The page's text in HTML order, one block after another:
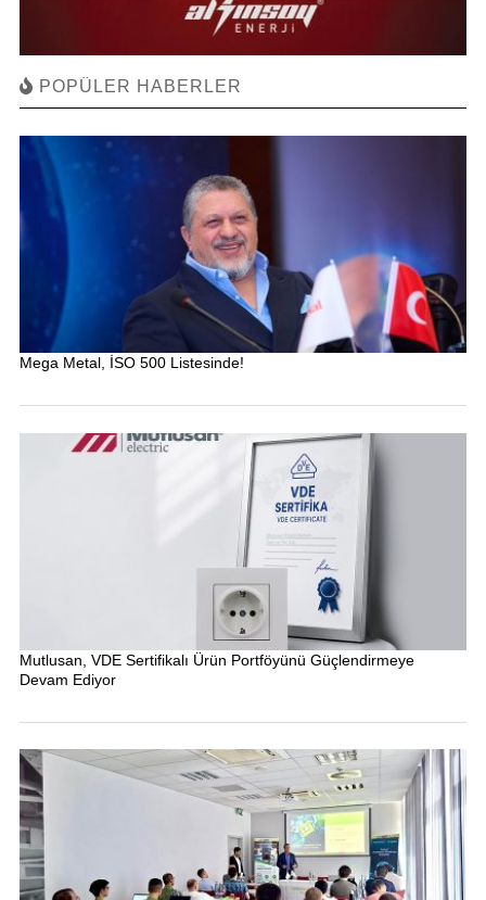
POPÜLER HABERLER
Mega Metal, İSO 500 Listesinde!
Mutlusan, VDE Sertifikalı Ürün Portföyünü Güçlendirmeye
Devam Ediyor